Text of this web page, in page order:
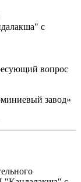
с
вопрос
завод»